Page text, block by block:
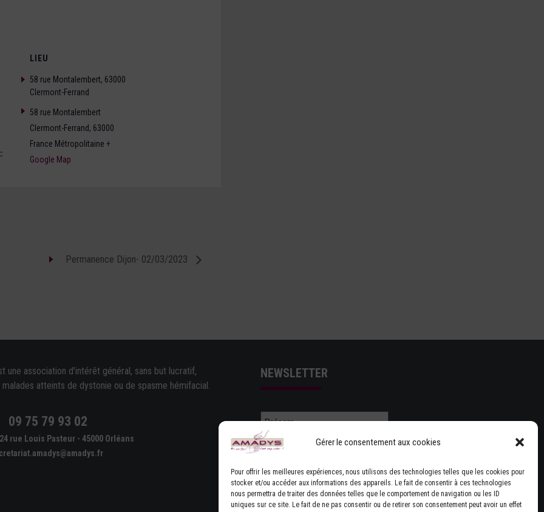
Gérer le consentement aux cookies
Pour offrir les meilleures expériences, nous utilisons des technologies telles que les cookies pour
stocker et/ou accéder aux informations des appareils. Le fait de consentir à ces technologies
nous permettra de traiter des données telles que le comportement de navigation ou les ID
uniques sur ce site. Le fait de ne pas consentir ou de retirer son consentement peut avoir un effet
LIEU
58 rue Montalembert, 63000
Clermont-Ferrand
58 rue Montalembert
Clermont-Ferrand, 63000
France Métropolitaine +
Google Map
Permanence Dijon- 02/03/2023
une association d'intérêt général, sans but lucratif,
atteints de dystonie ou de spasme hémifacial.
09 75 79 93 02
24 rue Louis Pasteur - 45000 Orléans
NEWSLETTER
J'ACCEPTE LES CONDITIONS GÉNÉRALES
D'UTILISATION